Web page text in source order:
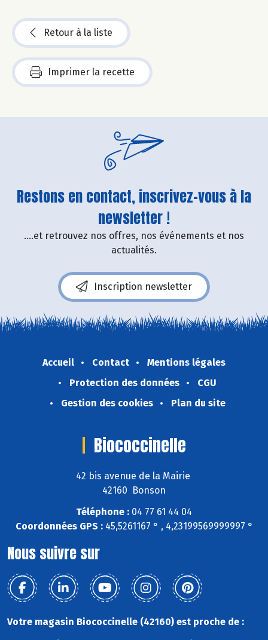
Retour à la liste
Imprimer la recette
Restons en contact, inscrivez-vous à la
newsletter !
....et retrouvez nos offres, nos événements et nos
actualités.
Inscription newsletter
Accueil Contact
Mentions légales
Protection des données
CGU
Gestion des cookies
Plan du site
Biococcinelle
42 bis avenue de la Mairie
42160 Bonson
Téléphone : 04 77 61 44 04
Coordonnées GPS :45,5261167 ° , 4,23199569999997 °
Nous suivre sur
Votre magasin Biococcinelle (42160) est proche de :